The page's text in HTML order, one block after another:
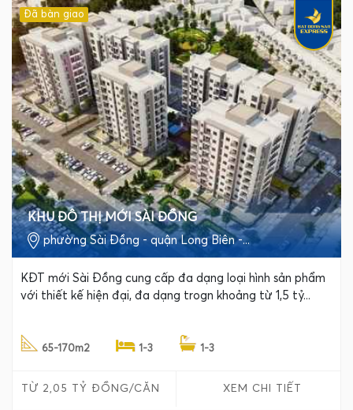
Đã bàn giao
KHU ĐÔ THỊ MỚI SÀI ĐỒNG
phường Sài Đồng - quận Long Biên -...
KĐT mới Sài Đồng cung cấp đa dạng loại hình sản phẩm
với thiết kế hiện đại, đa dạng trogn khoảng từ 1,5 tỷ...
65-170m2 1-3 1-3
TỪ 2,05 TỶ ĐỒNG/CĂN XEM CHI TIẾT